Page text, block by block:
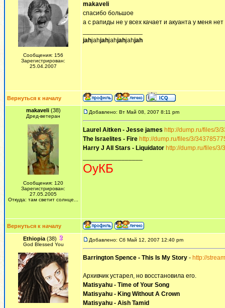
Сообщения: 156
Зарегистрирован:
25.04.2007
makaveli
спасибо большое
а с рапиды не у всех качает и акуанта у меня нет
jahjahjahjahjahjahjah
Вернуться к началу
makaveli(38)
Дред-ветеран
Сообщения: 120
Зарегистрирован:
27.05.2005
Откуда: там светит солнце...
Добавлено: Вт Май 08, 2007 8:11 pm
Laurel Aitken - Jesse james http://dump.ru/files/3/
The Israelites - Fire http://dump.ru/files/3/
Harry J All Stars - Liquidator http://dump.ru/files/
ОуКБ
Вернуться к началу
Ethiopia(38)
God Blessed You
Добавлено: Сб Май 12, 2007 12:40 pm
Barrington Spence - This Is My Story - http://
Архивчик устарел, но восстановила его.
Matisyahu - Time of Your Song
Matisyahu - King Without A Crown
Matisyahu - Aish Tamid